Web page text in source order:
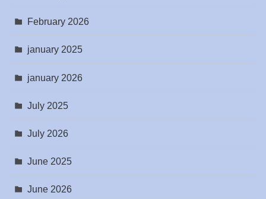
February 2026
january 2025
january 2026
July 2025
July 2026
June 2025
June 2026